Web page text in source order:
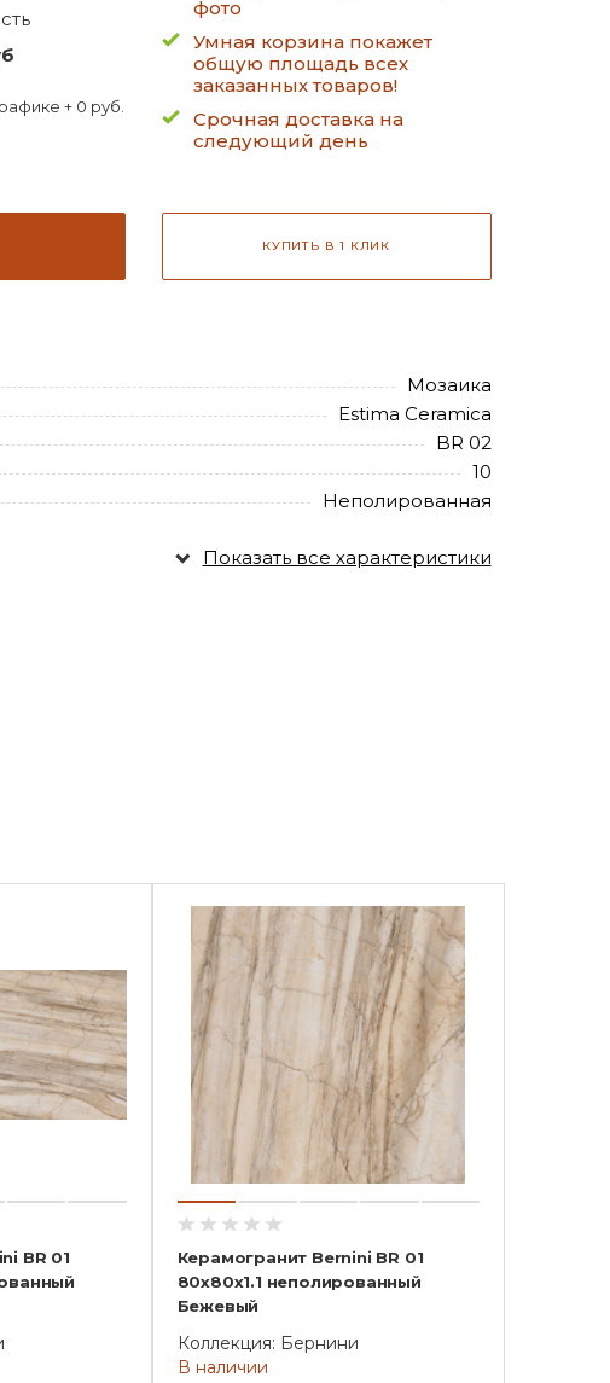
+ 0 руб.
фото
Умная корзина покажет
общую площадь всех
заказанных товаров!
Срочная доставка на
следующий день
КУПИТЬ В 1 КЛИК
Мозаика
Estima Ceramica
BR 02
10
Неполированная
Показать все характеристики
BR 01
Керамогранит Bernini BR 01
80x80x1.1 неполированный
Бежевый
Коллекция: Бернини
В наличии